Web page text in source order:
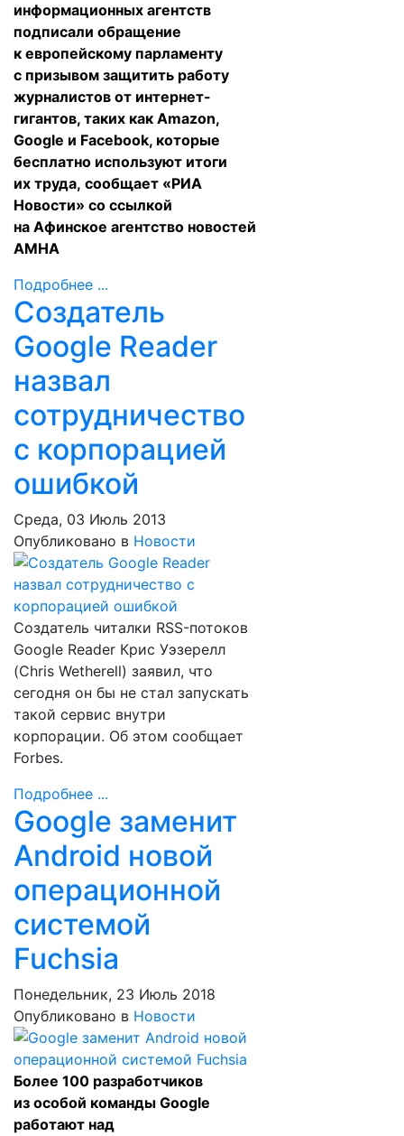
информационных агентств
подписали обращение
к европейскому парламенту
с призывом защитить работу
журналистов от интернет-
гигантов, таких как Amazon,
Google и Facebook, которые
бесплатно используют итоги
их труда, сообщает «РИА
Новости» со ссылкой
на Афинское агентство новостей
АМНА
Подробнее ...
Создатель
Google Reader
назвал
сотрудничество
с корпорацией
ошибкой
Среда, 03 Июль 2013
Опубликовано в Новости
Создатель читалки RSS-потоков
Google Reader Крис Уэзерелл
(Chris Wetherell) заявил, что
сегодня он бы не стал запускать
такой сервис внутри
корпорации. Об этом сообщает
Forbes.
Подробнее ...
Google заменит
Android новой
операционной
системой
Fuchsia
Понедельник, 23 Июль 2018
Опубликовано в Новости
Более 100 разработчиков
из особой команды Google
работают над